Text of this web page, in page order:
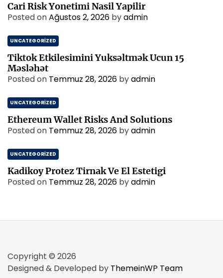
Cari Risk Yonetimi Nasil Yapilir
Posted onAğustos 2, 2026 byadmin
UNCATEGORIZED
Tiktok Etkilesimini Yuksəltmək Ucun 15
Məsləhət
Posted on Temmuz 28, 2026 byadmin
UNCATEGORIZED
Ethereum Wallet Risks And Solutions
Posted on Temmuz 28, 2026 byadmin
UNCATEGORIZED
Kadikoy Protez Tirnak Ve El Estetigi
Posted on Temmuz 28, 2026 byadmin
Copyright © 2026
Designed & Developed by ThemeinWP Team